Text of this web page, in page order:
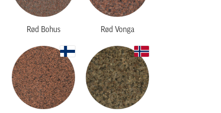
Rød Bohus Rød Vonga